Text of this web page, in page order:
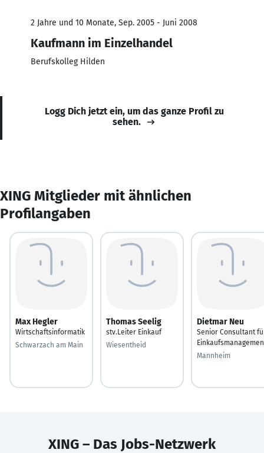
2 Jahre und 10 Monate, Sep. 2005 - Juni 2008
Kaufmann im Einzelhandel
Berufskolleg Hilden
Logg Dich jetzt ein, um das ganze Profil zu
sehen.
XING Mitglieder mit ähnlichen
Profilangaben
Max Hegler
Wirtschaftsinformatik
Schwarzach am Main
Thomas Seelig
stv.Leiter Einkauf
Wiesentheid
Dietmar Neu
Senior Consultant
Mannheim
XING – Das Jobs-Netzwerk